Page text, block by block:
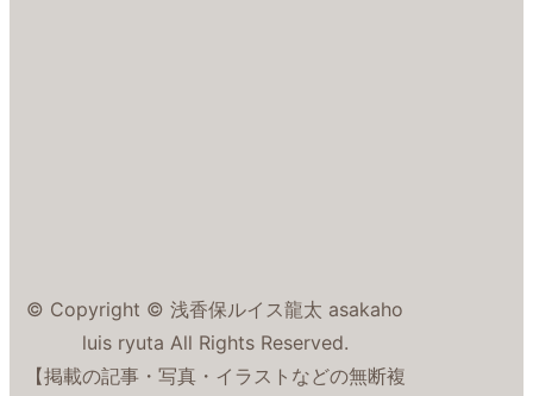
© Copyright © 浅香保ルイス龍太 asakaho
luis ryuta All Rights Reserved.
【掲載の記事・写真・イラストなどの無断複